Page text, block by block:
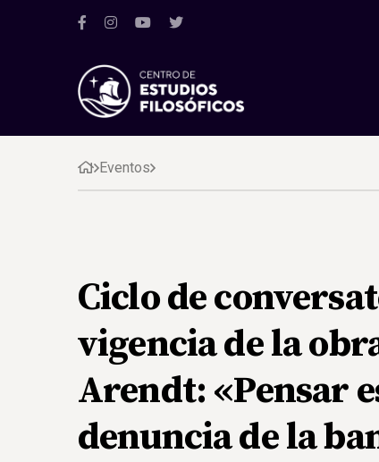
Eventos
Ciclo de
vigencia de la
Arendt: «Pensar
denuncia de la